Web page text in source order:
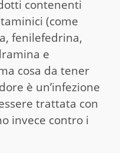
contenenti
(come
fenilefedrina,
e
cosa da tener
è un’infezione
trattata con
invece contro i